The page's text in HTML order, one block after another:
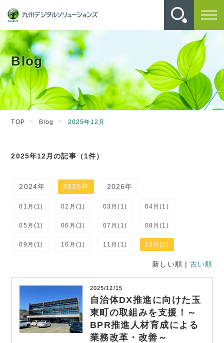
Blog
TOP Blog 2025年12月
2025年12月の記事（1件）
2024年 2025年 2026年
01月(1) 02月(1) 03月(1) 04月(1)
05月(1) 06月(1) 07月(1) 08月(1)
09月(1) 10月(1) 11月(1) 12月(1)
新しい順 |古い順
2025/12/15
自治体DX推進に向けた玉
東町の取組みを支援！～
BPR推進人材育成による
業務改革・改善～